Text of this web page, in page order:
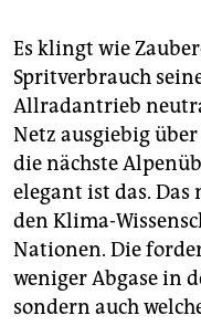
Es klingt wie
Spritverbrauch
Allradantrieb
Netz ausgiebig
die nächste
elegant ist das. Das
den Klima-
Nationen. Die
weniger Abgase in
sondern auch